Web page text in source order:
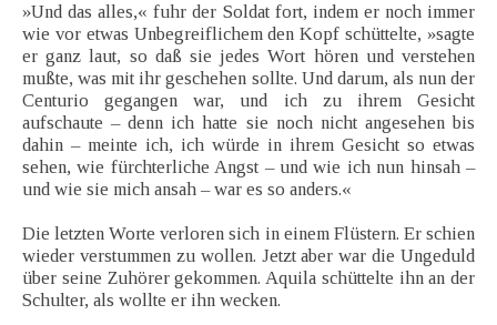
»Und das alles,« fuhr der Soldat fort, indem er noch immer
wie vor etwas Unbegreiflichem den Kopf schüttelte, »sagte
er ganz laut, so daß sie jedes Wort hören und verstehen
mußte, was mit ihr geschehen sollte. Und darum, als nun der
Centurio gegangen war, und ich zu ihrem Gesicht
aufschaute – denn ich hatte sie noch nicht angesehen bis
dahin – meinte ich, ich würde in ihrem Gesicht so etwas
sehen, wie fürchterliche Angst – und wie ich nun hinsah –
und wie sie mich ansah – war es so anders.«
Die letzten Worte verloren sich in einem Flüstern. Er schien
wieder verstummen zu wollen. Jetzt aber war die Ungeduld
über seine Zuhörer gekommen. Aquila schüttelte ihn an der
Schulter, als wollte er ihn wecken.